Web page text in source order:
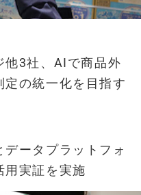
他3社、AIで商品外
の統一化を目指す
ータプラットフォ
用実証を実施